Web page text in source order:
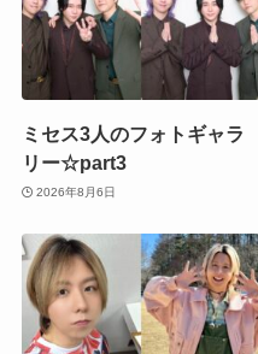
ミセス3人のフォトギャラ
リー☆part3
2026年8月6日